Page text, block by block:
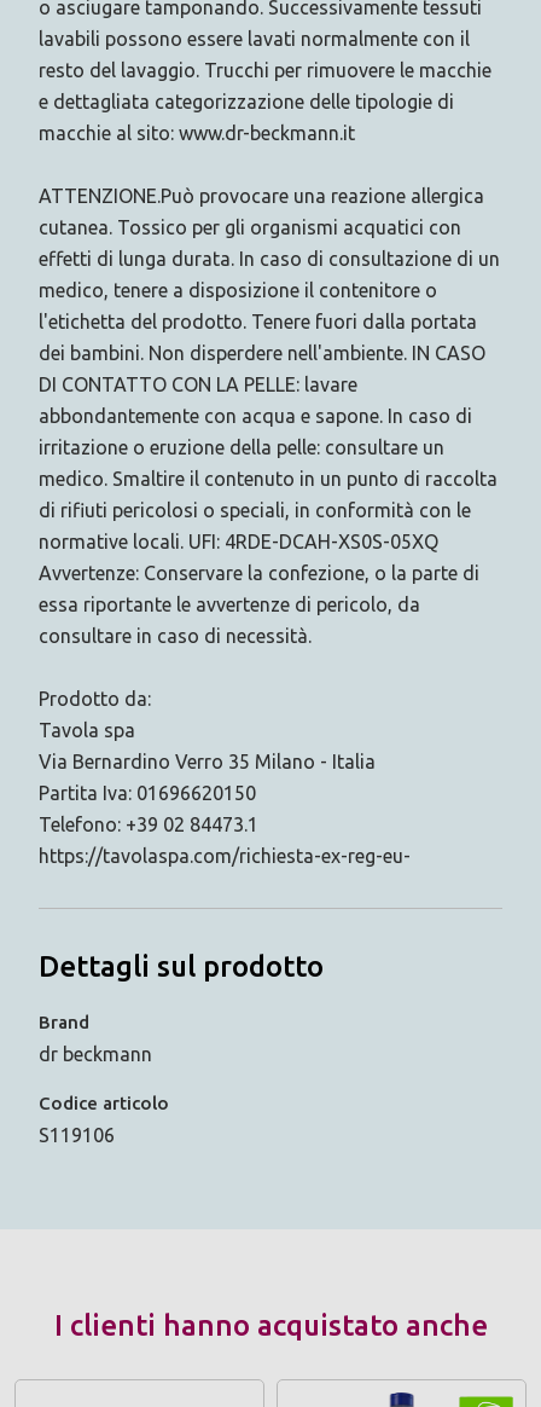
o asciugare tamponando. Successivamente tessuti
lavabili possono essere lavati normalmente con il
resto del lavaggio. Trucchi per rimuovere le macchie
e dettagliata categorizzazione delle tipologie di
macchie al sito: www.dr-beckmann.it
ATTENZIONE.Può provocare una reazione allergica
cutanea. Tossico per gli organismi acquatici con
effetti di lunga durata. In caso di consultazione di un
medico, tenere a disposizione il contenitore o
l'etichetta del prodotto. Tenere fuori dalla portata
dei bambini. Non disperdere nell'ambiente. IN CASO
DI CONTATTO CON LA PELLE: lavare
abbondantemente con acqua e sapone. In caso di
irritazione o eruzione della pelle: consultare un
medico. Smaltire il contenuto in un punto di raccolta
di rifiuti pericolosi o speciali, in conformità con le
normative locali. UFI: 4RDE-DCAH-XS0S-05XQ
Avvertenze: Conservare la confezione, o la parte di
essa riportante le avvertenze di pericolo, da
consultare in caso di necessità.
Prodotto da:
Tavola spa
Via Bernardino Verro 35 Milano - Italia
Partita Iva: 01696620150
Telefono: +39 02 84473.1
https://tavolaspa.com/richiesta-ex-reg-eu-
Dettagli sul prodotto
Brand
dr beckmann
Codice articolo
S119106
I clienti hanno acquistato anche